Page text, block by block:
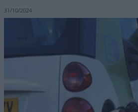
31/10/2024